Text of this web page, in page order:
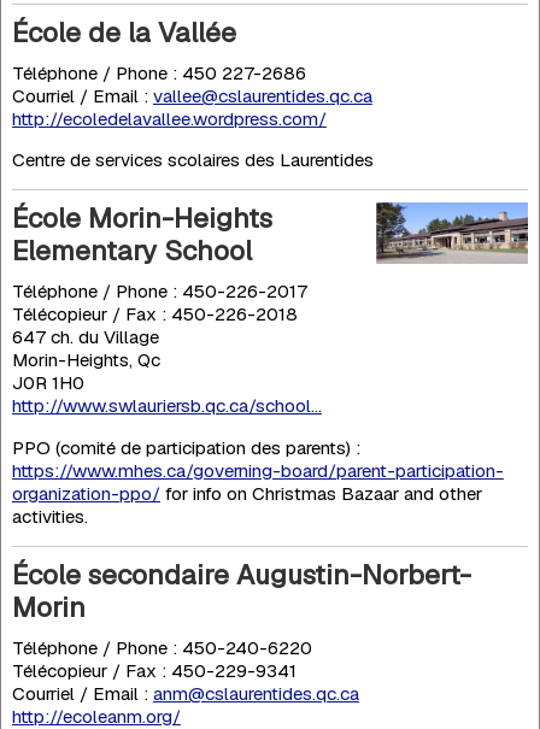
École de la Vallée
Téléphone / Phone : 450 227-2686
Courriel / Email : vallee@cslaurentides.qc.ca
http://ecoledelavallee.wordpress.com/
Centre de services scolaires des Laurentides
École Morin-Heights
Elementary School
Téléphone / Phone : 450-226-2017
Télécopieur / Fax : 450-226-2018
647 ch. du Village
Morin-Heights, Qc
J0R 1H0
http://www.swlauriersb.qc.ca/school...
PPO (comité de participation des parents) :
https://www.mhes.ca/governing-board/parent-participation-
organization-ppo/for info on Christmas Bazaar and other
activities.
École secondaire Augustin-Norbert-
Morin
Téléphone / Phone : 450-240-6220
Télécopieur / Fax : 450-229-9341
Courriel / Email : anm@cslaurentides.qc.ca
http://ecoleanm.org/